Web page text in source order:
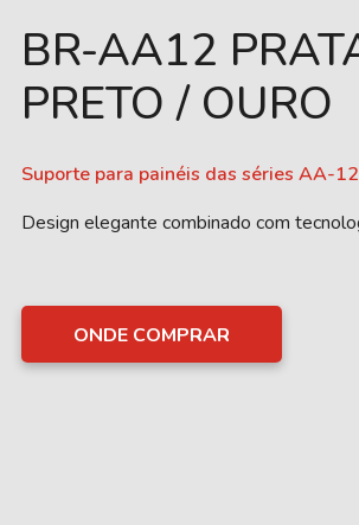
BR-AA12
PRETO / OURO
Suporte para painéis das séries AA-
Design elegante combinado com
ONDE COMPRAR